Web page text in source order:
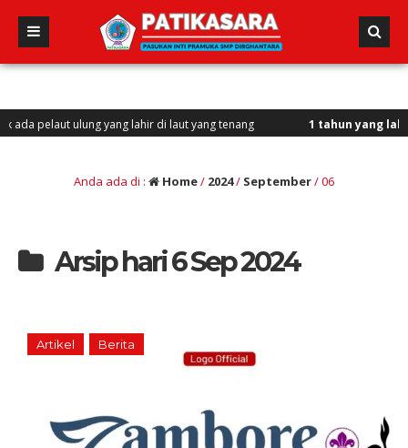
ulung yang lahir di laut yang tenang 1 tahun yang lalu/ Vini,
Anda ada di : Home/ 2024/ September/06
Arsip hari 6 Sep 2024
Artikel Berita